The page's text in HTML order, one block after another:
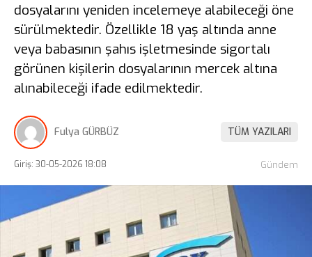
dosyalarını yeniden incelemeye alabileceği öne
sürülmektedir. Özellikle 18 yaş altında anne
veya babasının şahıs işletmesinde sigortalı
görünen kişilerin dosyalarının mercek altına
alınabileceği ifade edilmektedir.
Fulya GÜRBÜZ TÜM YAZILARI
Giriş: 30-05-2026 18:08 Gündem